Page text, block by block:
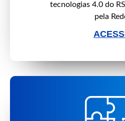
tecnologias 4.0 do
pela